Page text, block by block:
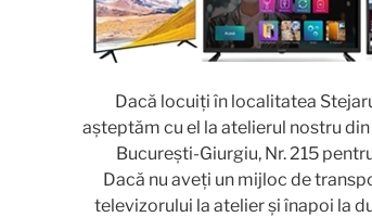
Dacă locuiţi în localitatea
aşteptăm cu el la atelierul nostru din
Bucureşti-Giurgiu, Nr. 215
Dacă nu aveţi un mijloc de
televizorului la atelier şi înapoi la